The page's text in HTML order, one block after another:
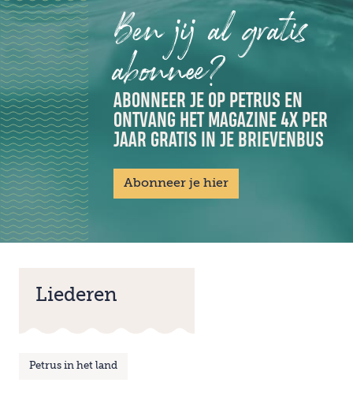
Ben jij al gratis
abonnee?
ABONNEER JE OP PETRUS EN
ONTVANG HET MAGAZINE 4X PER
JAAR GRATIS IN JE BRIEVENBUS
Abonneer je hier
Liederen
Petrus in het land